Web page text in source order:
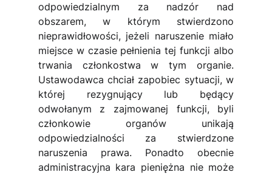
odpowiedzialnym za nadzór nad
obszarem, w którym stwierdzono
nieprawidłowości, jeżeli naruszenie miało
miejsce w czasie pełnienia tej funkcji albo
trwania członkostwa w tym organie.
Ustawodawca chciał zapobiec sytuacji, w
której rezygnujący lub będący
odwołanym z zajmowanej funkcji, byli
członkowie organów unikają
odpowiedzialności za stwierdzone
naruszenia prawa. Ponadto obecnie
administracyjna kara pieniężna nie może